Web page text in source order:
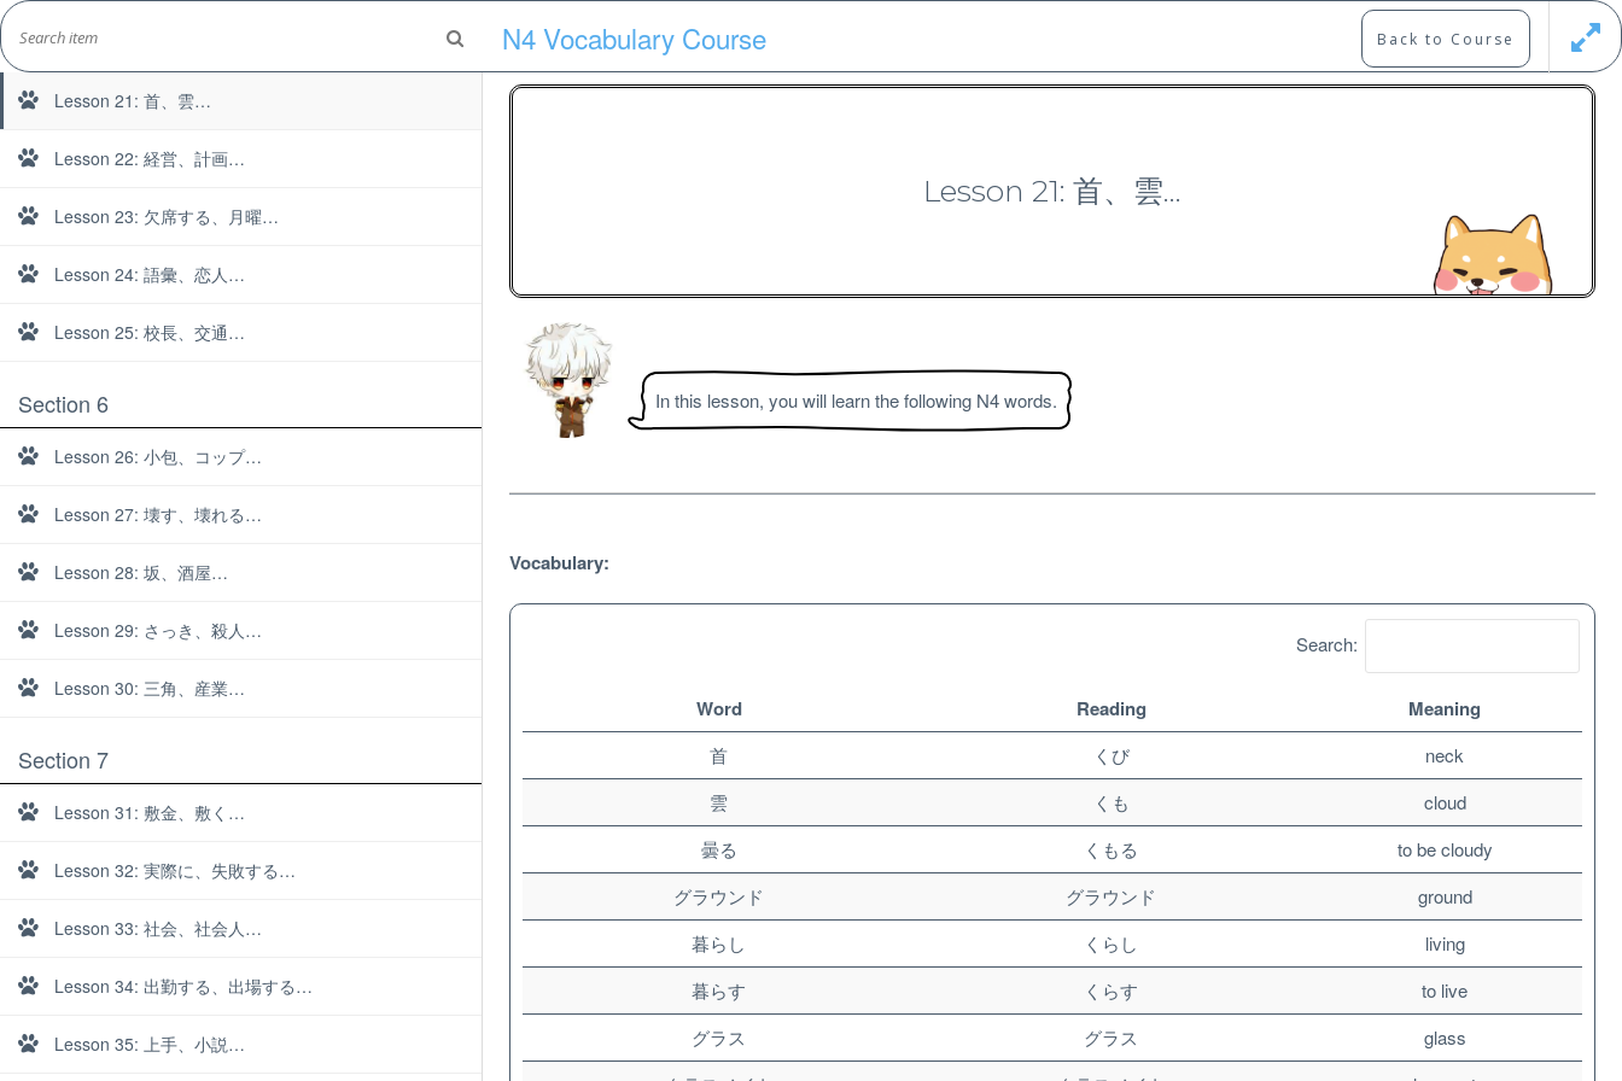
Skip
to
content
Course
N4 Vocabulary Course Back to Course
Lesson 21: 首、雲…
In this lesson, you will learn the following N4 words.
Vocabulary:
Search:
Word Reading Meaning
首 くび
neck
雲
くも
cloud
曇る
くもる
to be cloudy
グラウンド
グラウンド
ground
暮らし
くらし
living
暮らす
くらす
to live
グラス
グラス
glass
Section 5
Lesson 21: 首、雲…
Lesson 22: 経営、計画…
Lesson 23: 欠席する、月曜…
Lesson 24: 語彙、恋人…
Lesson 25: 校長、交通…
Section 6
Lesson 26: 小包、コップ…
Lesson 27: 壊す、壊れる…
Lesson 28: 坂、酒屋…
Lesson 29: さっき、殺人…
Lesson 30: 三角、産業…
Section 7
Lesson 31: 敷金、敷く…
Lesson 32: 実際に、失敗する…
Lesson 33: 社会、社会人…
Lesson 34: 出勤する、出場する…
Lesson 35: 上手、小説…